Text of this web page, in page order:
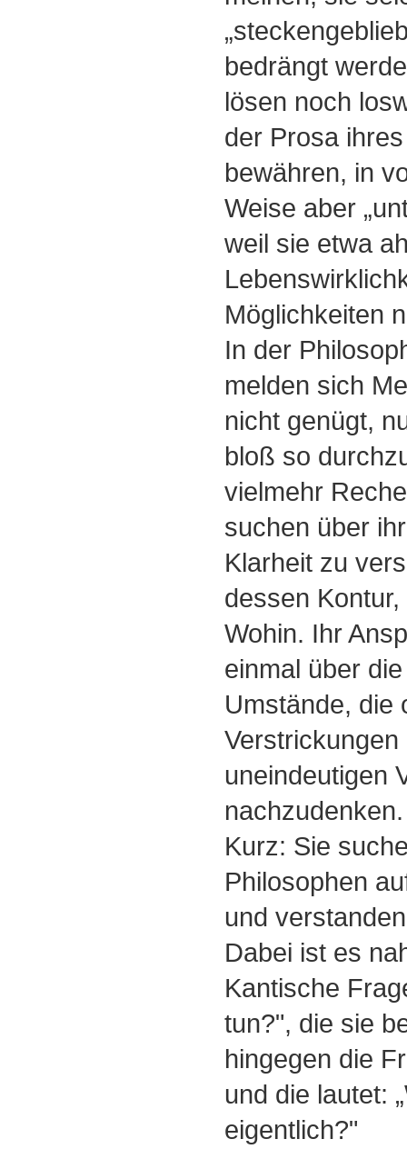
bedrängt
lösen noch
der Prosa
bewähren, in
Weise aber
weil sie etwa
Möglichkeiten
In der
melden sich
nicht genügt,
bloß so
vielmehr
suchen über
Klarheit zu
dessen
Wohin. Ihr
einmal über
Umstände, die
uneindeutigen
nachzudenken.
Kurz: Sie
Philosophen
und
Dabei ist es
Kantische
tun?", die sie
hingegen die
und die lautet:
eigentlich?"